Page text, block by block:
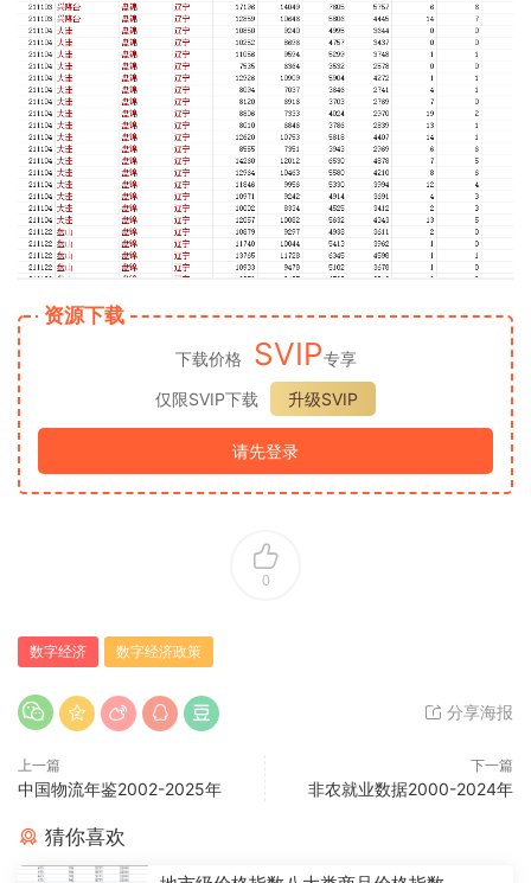
资源下载
下载价格 SVIP专享
仅限SVIP下载
升级SVIP
请先登录
0
数字经济 数字经济政策
分享海报
上一篇
中国物流年鉴2002-2025年
下一篇
非农就业数据2000-2024年
猜你喜欢